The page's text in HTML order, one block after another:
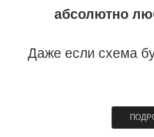
абсолютно
Даже если схема